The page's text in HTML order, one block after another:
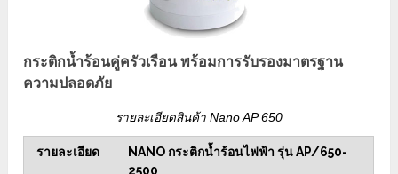
กระติกน้ำร้อนคู่ครัวเรือน พร้อมการรับรองมาตรฐาน
ความปลอดภัย
รายละเอียดสินค้า Nano AP 650
รายละเอียด
NANO กระติกน้ำร้อนไฟฟ้า รุ่น AP/650-
2500